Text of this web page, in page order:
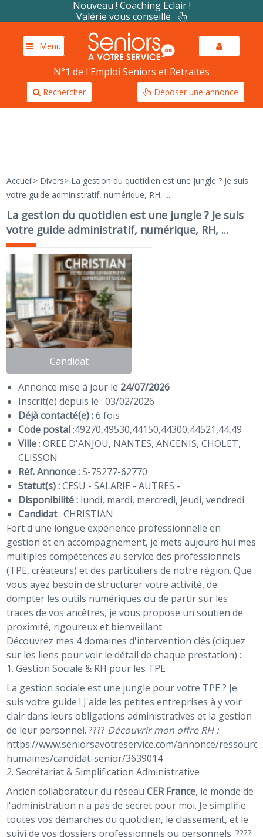
Nouveau ! Coaching Eclair !
Valérie vous conseille
Menu
N°1 de l'Emploi Seniors et Retraités
Rechercher Déposer une annonce
Accueil> Divers> La gestion du quotidien est une jungle ? Je suis
votre guide administratif, numérique, RH, ...
La gestion du quotidien est une jungle ? Je suis
votre guide administratif, numérique, RH, ...
Candidat
Annonce mise à jour le 24/07/2026
Inscrit(e) depuis le : 03/02/2026
Déjà contacté(e) :6 fois
Code postal:49270,49530,44150,44300,44521,44,49
Ville: OREE D'ANJOU, NANTES, ANCENIS, CHOLET,
CLISSON
Réf. Annonce :S-75277-62770
Statut(s) :CESU - SALARIE - AUTRES -
Disponibilité : lundi, mardi, mercredi, jeudi, vendredi
Candidat:CHRISTIAN
Fort d'une longue expérience professionnelle en
gestion et en accompagnement, je mets aujourd'hui mes
multiples compétences au service des professionnels
(TPE, créateurs) et des particuliers de notre région. Que
vous ayez besoin de structurer votre activité, de
dompter les outils numériques ou de partir sur les
traces de vos ancêtres, je vous propose un soutien de
proximité, rigoureux et bienveillant.
Découvrez mes 4 domaines d'intervention clés (cliquez
sur les liens pour voir le détail de chaque prestation) :
1. Gestion Sociale & RH pour les TPE
La gestion sociale est une jungle pour votre TPE ? Je
suis votre guide ! J'aide les petites entreprises à y voir
clair dans leurs obligations administratives et la gestion
de leur personnel. ???? Découvrir mon offre RH :
https://www.seniorsavotreservice.com/annonce/
humaines/candidat-senior/3639014
2. Secrétariat & Simplification Administrative
Ancien collaborateur du réseauCER France, le monde de
l'administration n'a pas de secret pour moi. Je simplifie
toutes vos démarches du quotidien, le classement, et le
suivi de vos dossiers professionnels ou personnels. ????